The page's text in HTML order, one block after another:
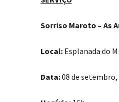
Sorriso Maroto – As
Local:Esplanada do
Data:08 de